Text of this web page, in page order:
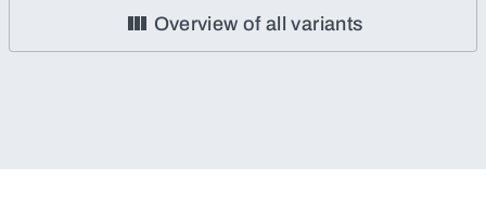
Overview of all variants